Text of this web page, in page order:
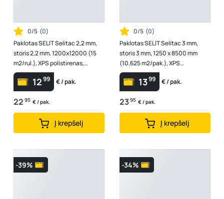
0/5 (0)
Paklotas SELIT Selitac 2,2 mm,
storis 2,2 mm, 1200x12000 (15
m2/rul.), XPS polistirenas,
Išlygina nelygumus iki 1mm, in...
1299 € / pak.
22 95 € / pak.
Į krepšelį
0/5 (0)
Paklotas SELIT Selitac 3 mm,
storis 3 mm, 1250 x 8500 mm
(10,625 m2/pak.), XPS
polistirenas, išlygina grindų
pagrindo n...
1399 € / pak.
2395 € / pak.
Į krepšelį
-39% -34%